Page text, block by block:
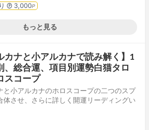
3,000P
もっと見る
カナと小アルカナで読み解く】1
、総合運、項目別運勢白猫タロ
スコープ
と小アルカナのホロスコープの二つのスプ
体させ、さらに詳しく開運リーディングい